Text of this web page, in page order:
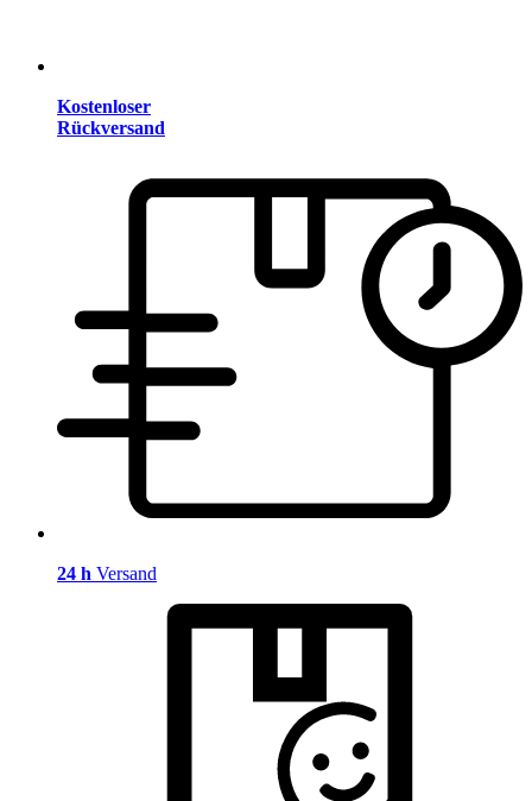
Kostenloser
Rückversand
24 h Versand